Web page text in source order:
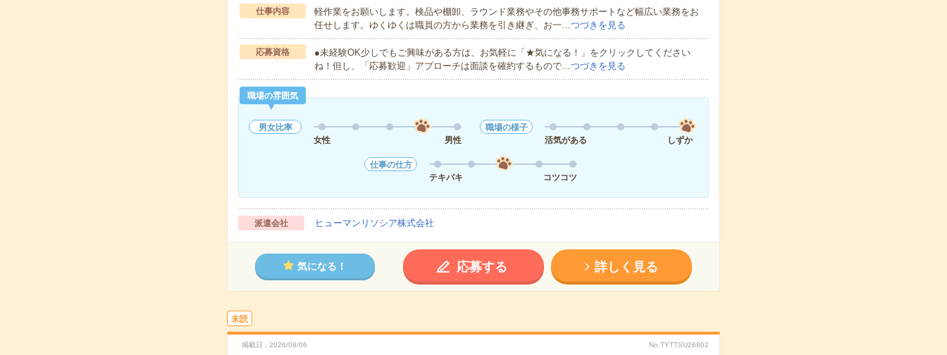
仕事内容
軽作業をお願いします。検品や棚卸、ラウンド業務やその他事務サポートなど幅広い業務をお
任せします。ゆくゆくは職員の方から業務を引き継ぎ、お一…つづきを見る
応募資格
●未経験OK少しでもご興味がある方は、お気軽に「★気になる！」をクリックしてください
ね！但し、「応募歓迎」アプローチは面談を確約するもので…つづきを見る
職場の雰囲気
男女比率
女性
男性
職場の様子
活気がある
しずか
仕事の仕方
テキパキ
コツコツ
派遣会社 ヒューマンリソシア株式会社
気になる！ 応募する 詳しく見る
未読
掲載日 2026/08/06 No.TYTTSU26802